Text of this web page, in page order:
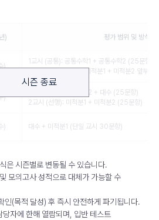
시즌 종료
) 평가 범위 및 방식
)
1교시 (공통): 공통수학1 + 공통수학2 (25문항)
2교시 (선행): 대수 + 미적분1 + 미적분2 앞부분
)
1교시 (공통): 공통수학2 + 대수 (25문항)
2교시 (선행): 미적분1 + 미적분2 (25문항)
) 대수 + 미적분1 (단일 교시 30문항)
은 시즌별로 변동될 수 있습니다.
모의고사 성적으로 대체가 가능할 수
인(목적 달성) 후 즉시 안전하게 파기됩니다.
자에 한해 열람되며, 입반 테스트